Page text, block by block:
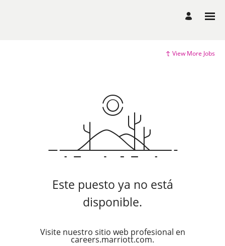
View More Jobs
Este puesto ya no está
disponible.
Visite nuestro sitio web profesional en
careers.marriott.com.